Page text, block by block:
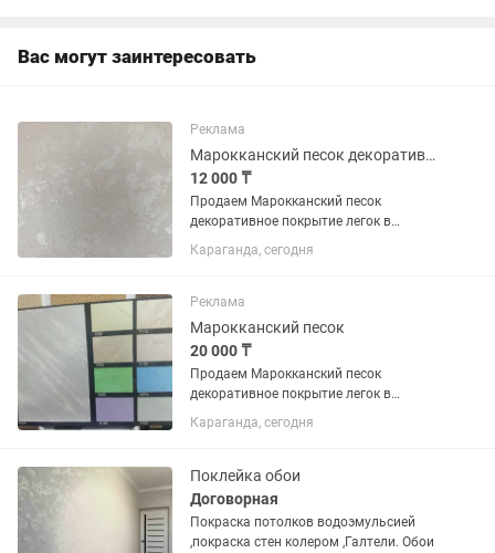
Вас могут заинтересовать
Реклама
Марокканский песок декоративное покрытие
12 000 ₸
Продаем Марокканский песок
декоративное покрытие легок в
нанесении наносится кистью или
валиком имеет жемчужный перелив
хватает на 26 Квадратов отправка в
регионы
Караганда, сегодня
Реклама
Марокканский песок
20 000 ₸
Продаем Марокканский песок
декоративное покрытие легок в
нанесении наносится кистью или
валиком имеет жемчужный перелив
хватает до 40 квадратов отправка в
регионы
Караганда, сегодня
Поклейка обои
Договорная
Покраска потолков водоэмульсией
,покраска стен колером ,Галтели. Обои